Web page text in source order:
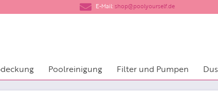
​E-Mail: shop@poolyourself.de
Poolreinigung Filter und Pumpen